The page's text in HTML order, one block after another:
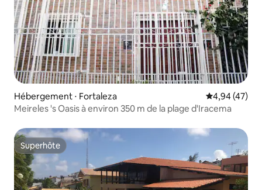
Hébergement ⋅ Fortaleza Évaluation
4,94 (47)
Meireles 's Oasis à environ 350 m de la plage d'Iracema
Superhôte
Superhôte